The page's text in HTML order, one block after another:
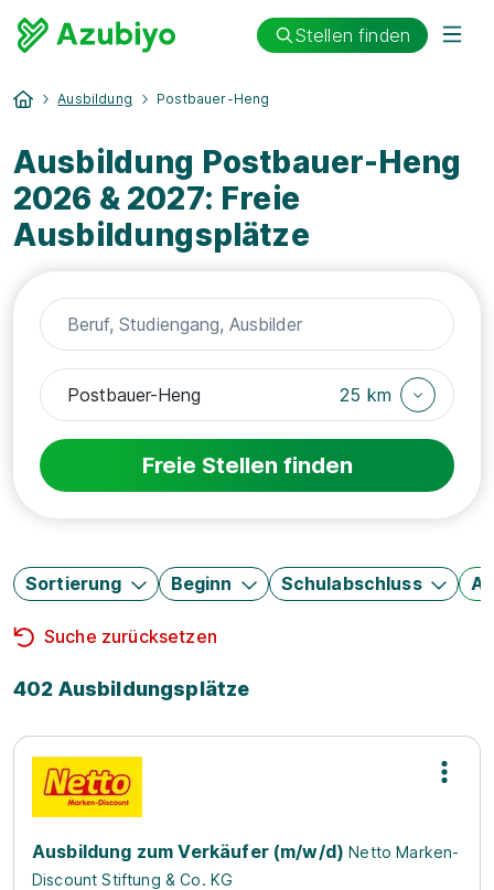
Stellen finden
Ausbildung Postbauer-Heng
Ausbildung Postbauer-Heng
2026 & 2027: Freie
Ausbildungsplätze
25 km
Freie Stellen finden
Sortierung Beginn Schulabschluss
Suche zurücksetzen
402 Ausbildungsplätze
Ausbildung zum Verkäufer (m/w/d) Netto Marken-
Discount Stiftung & Co. KG